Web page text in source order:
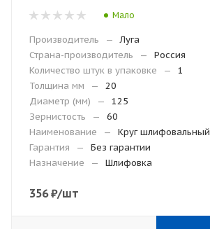
Мало
Производитель —
Луга
Страна-производитель
—
Россия
Количество штук в упаковке
—
1
Толщина мм
—
20
Диаметр (мм)
—
125
Зернистость
—
60
Наименование
—
Круг шлифовальный
Гарантия
—
Без гарантии
Назначение
— Шлифовка
356₽/шт